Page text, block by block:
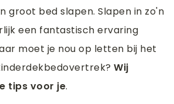
groot bed slapen. Slapen in zo'n
een fantastisch ervaring
moet je nou op letten bij het
Wij
tips voor je.